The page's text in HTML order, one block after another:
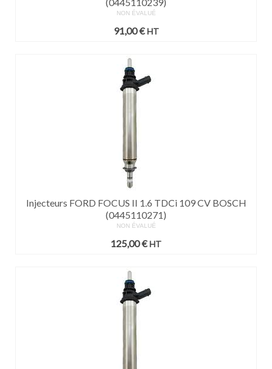
NON ÉVALUÉ
91,00€ HT
Injecteurs FORD FOCUS II 1.6 TDCi 109 CV BOSCH
(0445110271)
NON ÉVALUÉ
125,00€ HT